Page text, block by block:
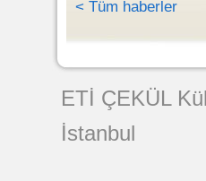
< Tüm haberler
ETİ ÇEKÜL
İstanbul